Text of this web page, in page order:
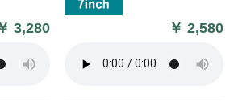
3,280 ￥2,580